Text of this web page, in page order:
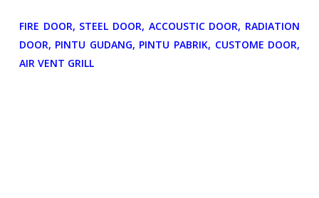
FIRE DOOR, STEEL DOOR, ACCOUSTIC DOOR, RADIATION
DOOR, PINTU GUDANG, PINTU PABRIK, CUSTOME DOOR,
AIR VENT GRILL